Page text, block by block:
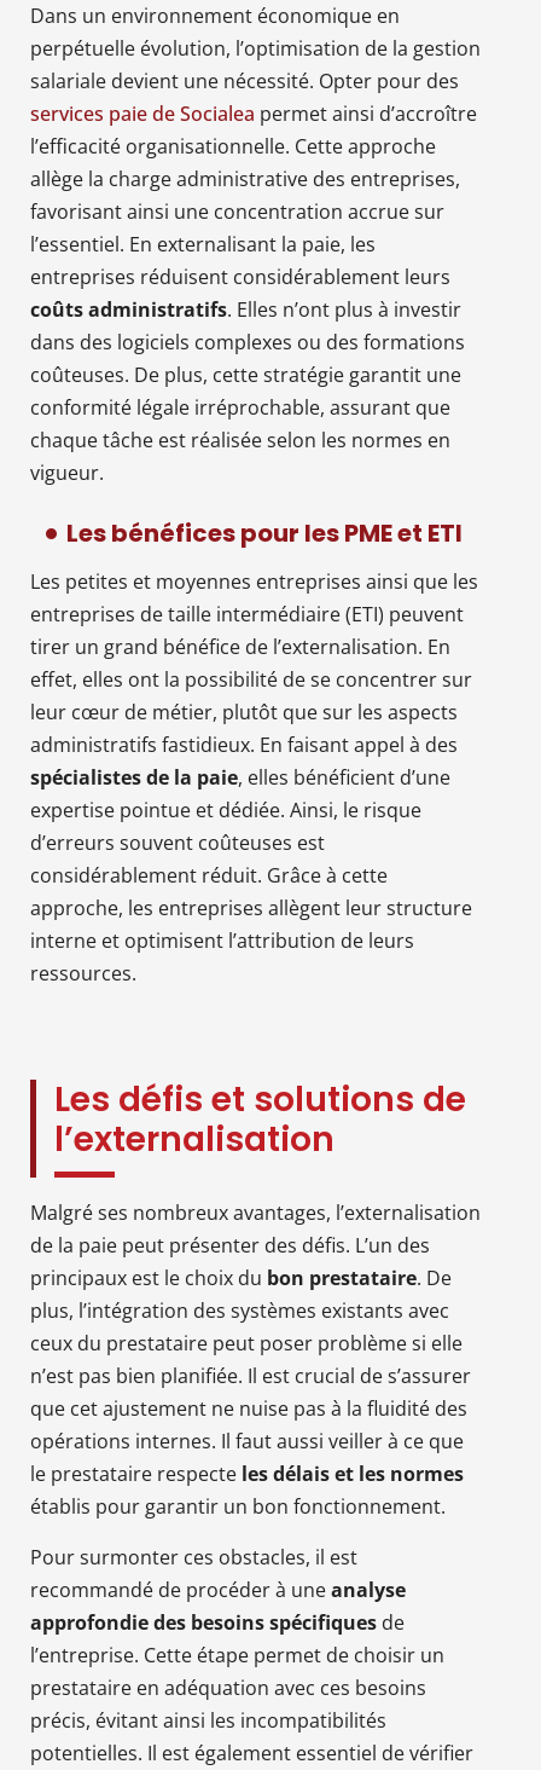
Dans un environnement économique en
perpétuelle évolution, l’optimisation de la gestion
salariale devient une nécessité. Opter pour des
services paie de Socialea permet ainsi d’accroître
l’efficacité organisationnelle. Cette approche
allège la charge administrative des entreprises,
favorisant ainsi une concentration accrue sur
l’essentiel. En externalisant la paie, les
entreprises réduisent considérablement leurs
coûts administratifs. Elles n’ont plus à investir
dans des logiciels complexes ou des formations
coûteuses. De plus, cette stratégie garantit une
conformité légale irréprochable, assurant que
chaque tâche est réalisée selon les normes en
vigueur.
Les bénéfices pour les PME et ETI
Les petites et moyennes entreprises ainsi que les
entreprises de taille intermédiaire (ETI) peuvent
tirer un grand bénéfice de l’externalisation. En
effet, elles ont la possibilité de se concentrer sur
leur cœur de métier, plutôt que sur les aspects
administratifs fastidieux. En faisant appel à des
spécialistes de la paie, elles bénéficient d’une
expertise pointue et dédiée. Ainsi, le risque
d’erreurs souvent coûteuses est
considérablement réduit. Grâce à cette
approche, les entreprises allègent leur structure
interne et optimisent l’attribution de leurs
ressources.
Les défis et solutions de
l’externalisation
Malgré ses nombreux avantages, l’externalisation
de la paie peut présenter des défis. L’un des
principaux est le choix du bon prestataire. De
plus, l’intégration des systèmes existants avec
ceux du prestataire peut poser problème si elle
n’est pas bien planifiée. Il est crucial de s’assurer
que cet ajustement ne nuise pas à la fluidité des
opérations internes. Il faut aussi veiller à ce que
le prestataire respecte les délais et les normes
établis pour garantir un bon fonctionnement.
Pour surmonter ces obstacles, il est
recommandé de procéder à uneanalyse
approfondie des besoins spécifiques de
l’entreprise. Cette étape permet de choisir un
prestataire en adéquation avec ces besoins
précis, évitant ainsi les incompatibilités
potentielles. Il est également essentiel de vérifier